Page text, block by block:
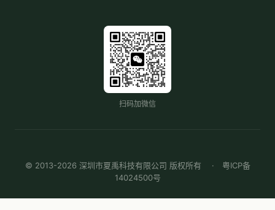
扫码加微信
© 2013-2026 深圳市夏禹科技有限公司 版权所有 · 粤ICP备
14024500号